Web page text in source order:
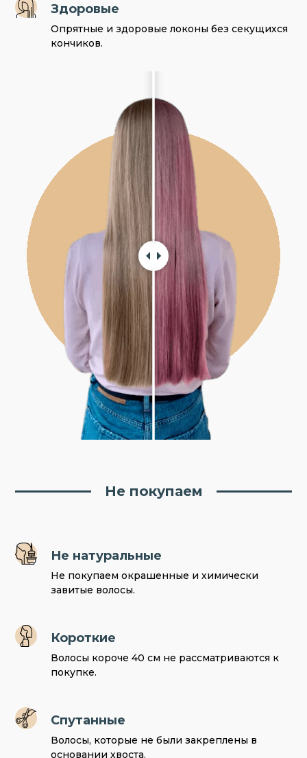
Здоровые
Опрятные и здоровые локоны без секущихся
кончиков.
Не покупаем
Не натуральные
Не покупаем окрашенные и химически
завитые волосы.
Короткие
Волосы короче 40 см не рассматриваются к
покупке.
Спутанные
Волосы, которые не были закреплены в
основании хвоста.